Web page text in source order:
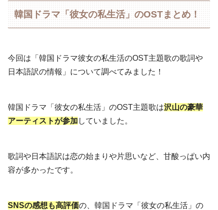
韓国ドラマ「彼女の私生活」のOSTまとめ！
今回は「韓国ドラマ彼女の私生活のOST主題歌の歌詞や
日本語訳の情報」について調べてみました！
韓国ドラマ「彼女の私生活」のOST主題歌は沢山の豪華
アーティストが参加 していました。
歌詞や日本語訳は恋の始まりや片思いなど、甘酸っぱい内
容が多かったです。
SNSの感想も高評価の、韓国ドラマ「彼女の私生活」の